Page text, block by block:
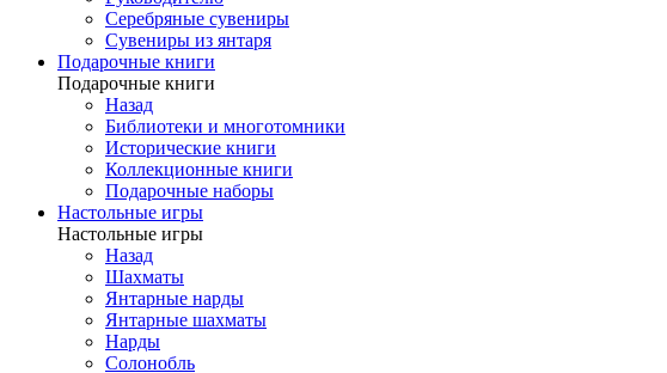
Серебряные сувениры
Сувениры из янтаря
Подарочные книги
Подарочные книги
Назад
Библиотеки и многотомники
Исторические книги
Коллекционные книги
Подарочные наборы
Настольные игры
Настольные игры
Назад
Шахматы
Янтарные нарды
Янтарные шахматы
Нарды
Солонобль